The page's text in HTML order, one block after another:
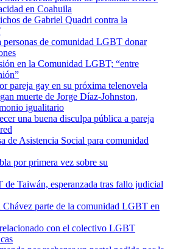
en Coahuila
de Gabriel Quadri contra la
personas de comunidad LGBT donar
en la Comunidad LGBT; “entre
pareja gay en su próxima telenovela
muerte de Jorge Díaz-Johnston,
igualitario
una buena disculpa pública a pareja
de Asistencia Social para comunidad
por primera vez sobre su
Taiwán, esperanzada tras fallo judicial
Chávez parte de la comunidad LGBT en
con el colectivo LGBT